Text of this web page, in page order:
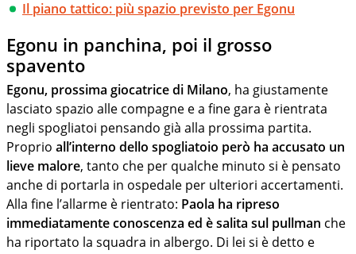
Il piano tattico: più spazio previsto per Egonu
Egonu in panchina, poi il grosso
spavento
Egonu, prossima giocatrice di Milano, ha giustamente
lasciato spazio alle compagne e a fine gara è rientrata
negli spogliatoi pensando già alla prossima partita.
Proprio all’interno dello spogliatoio però ha accusato un
lieve malore, tanto che per qualche minuto si è pensato
anche di portarla in ospedale per ulteriori accertamenti.
Alla fine l’allarme è rientrato: Paola ha ripreso
immediatamente conoscenza ed è salita sul pullman che
ha riportato la squadra in albergo. Di lei si è detto e